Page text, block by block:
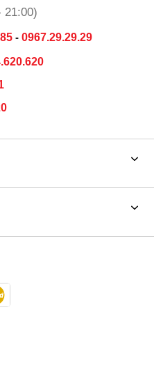
21:00)
- 0967.29.29.29